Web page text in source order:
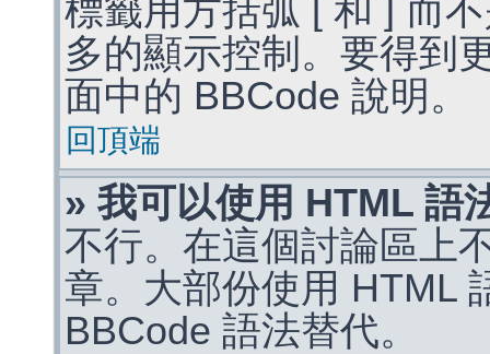
標籤用方括弧 [ 和 ] 而
多的顯示控制。要得到
面中的 BBCode 說明。
回頂端
» 我可以使用 HTML 語
不行。在這個討論區上
章。大部份使用 HTML
BBCode 語法替代。